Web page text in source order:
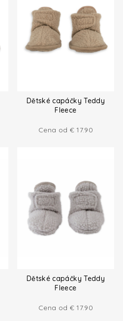
Dětské capáčky Teddy
Fleece
Cena od € 17.90
Dětské capáčky Teddy
Fleece
Cena od € 17.90